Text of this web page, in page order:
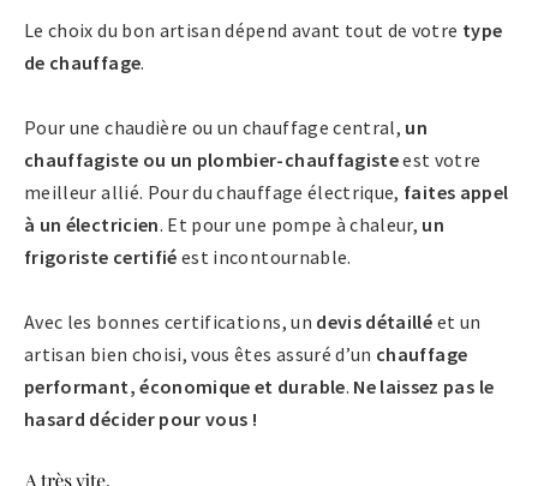
Le choix du bon artisan dépend avant tout de votre type
de chauffage.
Pour une chaudière ou un chauffage central, un
chauffagiste ou un plombier-chauffagisteest votre
meilleur allié. Pour du chauffage électrique, faites appel
à un électricien. Et pour une pompe à chaleur, un
frigoriste certifié est incontournable.
Avec les bonnes certifications, un devis détaillé et un
artisan bien choisi, vous êtes assuré d’un chauffage
performant, économique et durable. Ne laissez pas le
hasard décider pour vous !